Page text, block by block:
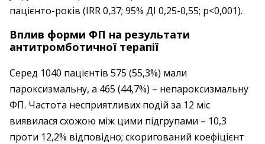
пацієнто-років (IRR 0,37; 95% ДІ 0,25-0,55; p<0,001).
Вплив форми ФП на результати
антитромботичної терапії
Серед 1040 пацієнтів 575 (55,3%) мали
пароксизмальну, а 465 (44,7%) – непароксизмальну
ФП. Частота несприятливих подій за 12 міс
виявилася схожою між цими підгрупами – 10,3
проти 12,2% відповідно; скоригований коефіцієнт